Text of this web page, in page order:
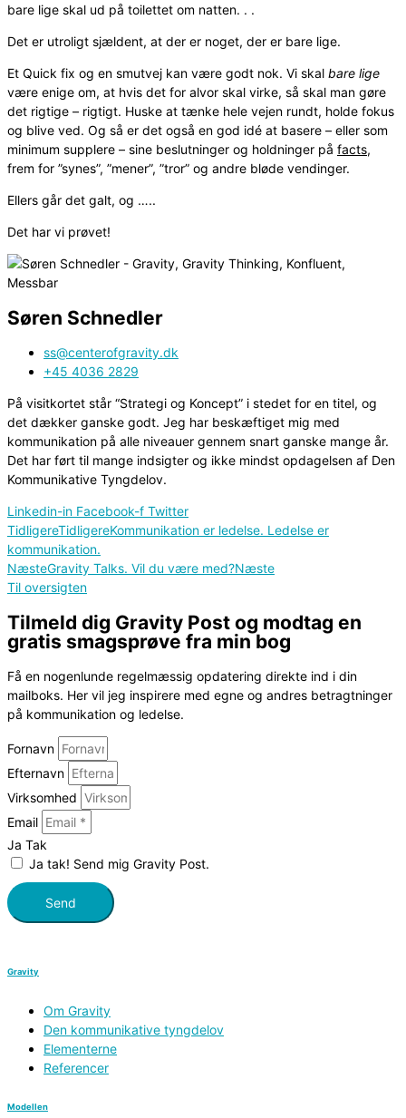
bare lige skal ud på toilettet om natten. . .
Det er utroligt sjældent, at der er noget, der er bare lige.
Et Quick fix og en smutvej kan være godt nok. Vi skal bare lige
være enige om, at hvis det for alvor skal virke, så skal man gøre
det rigtige – rigtigt. Huske at tænke hele vejen rundt, holde fokus
og blive ved. Og så er det også en god idé at basere – eller som
minimum supplere – sine beslutninger og holdninger på facts,
frem for ”synes”, ”mener”, ”tror” og andre bløde vendinger.
Ellers går det galt, og …..
Det har vi prøvet!
Søren Schnedler
ss@centerofgravity.dk
+45 4036 2829
På visitkortet står “Strategi og Koncept” i stedet for en titel, og
det dækker ganske godt. Jeg har beskæftiget mig med
kommunikation på alle niveauer gennem snart ganske mange år.
Det har ført til mange indsigter og ikke mindst opdagelsen af Den
Kommunikative Tyngdelov.
Linkedin-in Facebook-f Twitter
TidligereTidligereKommunikation er ledelse. Ledelse er
kommunikation.
NæsteGravity Talks. Vil du være med?Næste
Til oversigten
Tilmeld dig Gravity Post og modtag en
gratis smagsprøve fra min bog
Få en nogenlunde regelmæssig opdatering direkte ind i din
mailboks. Her vil jeg inspirere med egne og andres betragtninger
på kommunikation og ledelse.
Fornavn
Efternavn
Virksomhed
Email
Ja Tak
Ja tak! Send mig Gravity Post.
Send
Gravity
Om Gravity
Den kommunikative tyngdelov
Elementerne
Referencer
Modellen